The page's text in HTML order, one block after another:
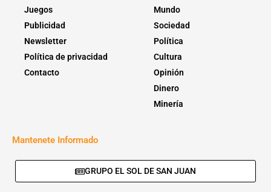
Juegos
Publicidad
Newsletter
Política de privacidad
Contacto
Mundo
Sociedad
Política
Cultura
Opinión
Dinero
Minería
Mantenete Informado
GRUPO EL SOL DE SAN JUAN